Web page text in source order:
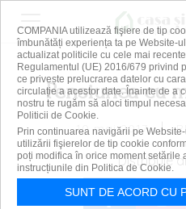
Pensiunea cu
10 mai 2017 |
Distribuie
COMPANIA utilizează fişiere de tip
îmbunătăți experiența ta pe Website-
actualizat politicile cu cele mai
Regulamentul (UE) 2016/679 privind
ce privește prelucrarea datelor cu
circulație a acestor date. Înainte de a
nostru te rugăm să aloci timpul
Politicii de Cookie.
Prin continuarea navigării pe
utilizării fişierelor de tip cookie
poți modifica în orice moment setările
instrucțiunile din Politica de Cookie.
SUNT DE ACORD CU